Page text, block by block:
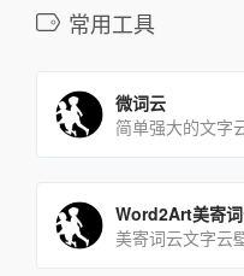
常用工具
微词云
简单强大的文字
Word2Art美寄